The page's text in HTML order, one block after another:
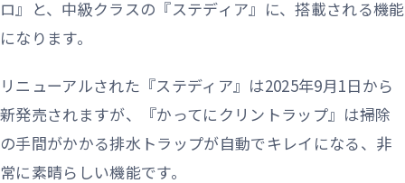
ロ』と、中級クラスの『ステディア』に、搭載される機能
になります。
リニューアルされた『ステディア』は2025年9月1日から
新発売されますが、『かってにクリントラップ』は掃除
の手間がかかる排水トラップが自動でキレイになる、非
常に素晴らしい機能です。